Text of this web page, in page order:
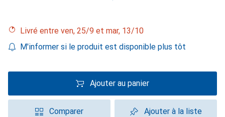
Livré entre ven, 25/9 et mar, 13/10
M'informer si le produit est disponible plus tôt
Ajouter au panier
Comparer Ajouter à la liste